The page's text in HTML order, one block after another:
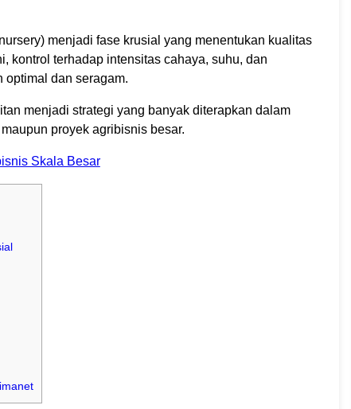
menjadi fase krusial yang menentukan kualitas
kontrol terhadap intensitas cahaya, suhu, dan
optimal dan seragam.
menjadi strategi yang banyak diterapkan dalam
proyek agribisnis besar.
Skala Besar